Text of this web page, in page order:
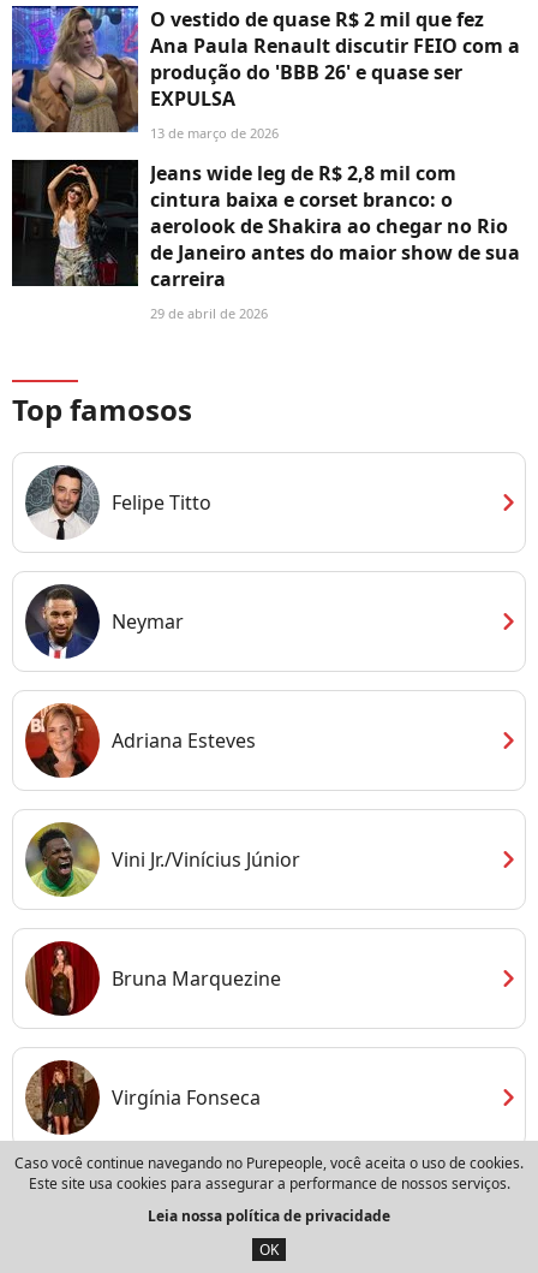
O vestido de quase R$ 2 mil que fez
Ana Paula Renault discutir FEIO com a
produção do 'BBB 26' e quase ser
EXPULSA
13 de março de 2026
Jeans wide leg de R$ 2,8 mil com
cintura baixa e corset branco: o
aerolook de Shakira ao chegar no Rio
de Janeiro antes do maior show de sua
carreira
29 de abril de 2026
Top famosos
Felipe Titto chevron_right
Neymar chevron_right
Adriana Esteves chevron_right
Vini Jr./Vinícius Júnior chevron_right
Bruna Marquezine chevron_right
Virgínia Fonseca chevron_right
Caso você continue navegando no Purepeople, você aceita o uso de cookies.
Este site usa cookies para assegurar a performance de nossos serviços.
Leia nossa política de privacidade
OK